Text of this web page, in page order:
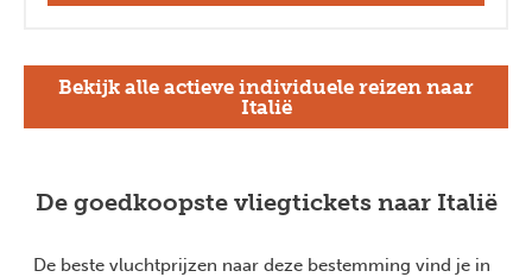
Bekijk alle actieve individuele reizen naar
Italië
De goedkoopste vliegtickets naar Italië
De beste vluchtprijzen naar deze bestemming vind je in